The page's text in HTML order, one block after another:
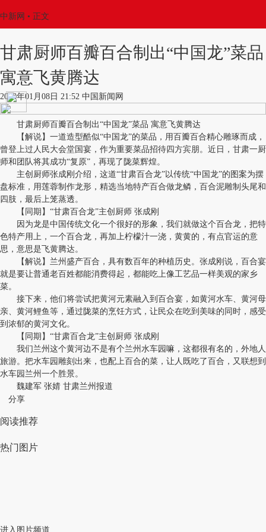
中新网 • 正文
甘肃厨师百瓣百合制出“中国龙”菜品
寓意飞黄腾达
2018年01月08日 21:52 中国新闻网
甘肃厨师百瓣百合制出“中国龙”菜品 寓意飞黄腾达
【解说】一道造型酷似“中国龙”的菜品，用百瓣百合精心雕琢而成，
曾登上过人民大会堂国宴，作为重要菜品招待四方宾朋。近日，甘肃一厨
师和团队将其成功“复原”，再现了陇菜辉煌。
主创厨师张成刚介绍，这道“甘肃百合龙”以传统“中国龙”的图案为摆
盘标准，用莲蓉制作龙形，精选当地特产百合做龙鳞，百合泥雕制头尾和
四肢，最后上笼蒸透。
【同期】“甘肃百合龙”主创厨师 张成刚
因为龙是中国传统文化一个很好的形象，我们就做这个百合龙，把特
色特产用上，一个百合龙，再加上柠檬汁一浇，黄黄的，有点官运的意
思，意思是飞黄腾达。
【解说】兰州盛产百合，具有数百年的种植历史。张成刚说，百合宴
就是要让普通老百姓都能消费得起，都能吃上像工艺品一样美观的家乡
菜。
接下来，他们将尝试把黄河元素融入到百合宴，如黄河水车、黄河母
亲、黄河鲤鱼等，通过陇菜的烹饪方式，让民众在吃到美味的同时，感受
到浓郁的黄河文化。
【同期】“甘肃百合龙”主创厨师 张成刚
我们兰州这个黄河边不是有个兰州水车园嘛，这都很有名的，外地人
旅游。把水车园雕刻出来，也配上百合的菜，让人既吃了百合，又联想到
水车园兰州一个胜景。
魏建军 张婧 甘肃兰州报道
分享
阅读推荐
热门图片
进入图片频道